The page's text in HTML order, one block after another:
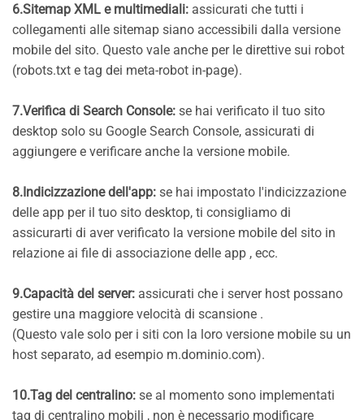
6.Sitemap XML e multimediali: assicurati che tutti i
collegamenti alle sitemap siano accessibili dalla versione
mobile del sito. Questo vale anche per le direttive sui robot
(robots.txt e tag dei meta-robot in-page).
7.Verifica di Search Console: se hai verificato il tuo sito
desktop solo su Google Search Console, assicurati di
aggiungere e verificare anche la versione mobile.
8.Indicizzazione dell'app: se hai impostato l'indicizzazione
delle app per il tuo sito desktop, ti consigliamo di
assicurarti di aver verificato la versione mobile del sito in
relazione ai file di associazione delle app , ecc.
9.Capacità del server: assicurati che i server host possano
gestire una maggiore velocità di scansione .
(Questo vale solo per i siti con la loro versione mobile su un
host separato, ad esempio m.dominio.com).
10.Tag del centralino: se al momento sono implementati
tag di centralino mobili , non è necessario modificare